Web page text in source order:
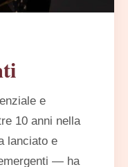
e
10 anni nella
lanciato e
— ha